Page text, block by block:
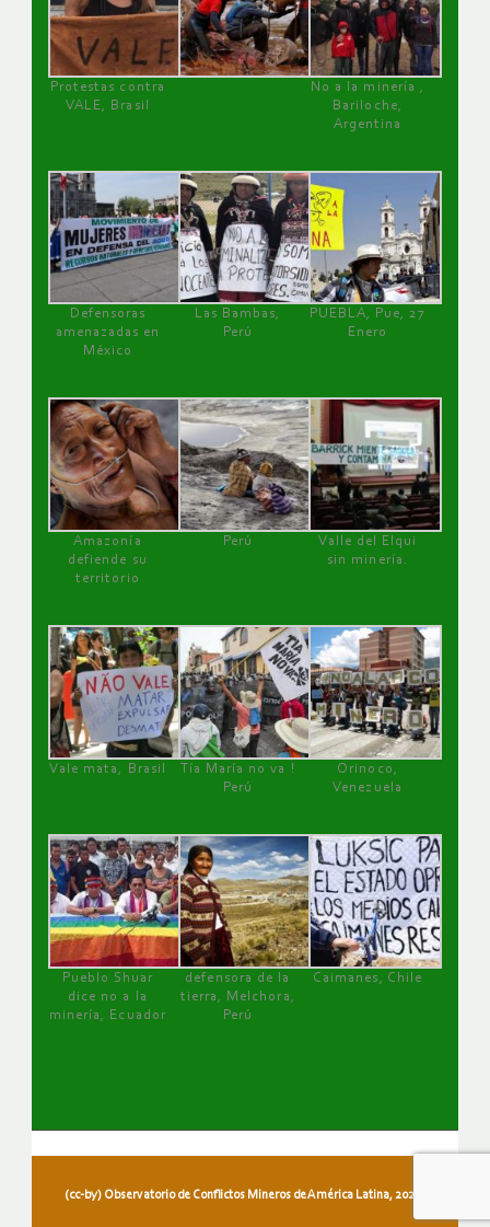
Protestas contra
VALE, Brasil
No a la minería ,
Bariloche,
Argentina
Defensoras
amenazadas en
México
Las Bambas,
Perú
PUEBLA, Pue, 27
Enero
Amazonía
defiende su
territorio
Perú
Valle del Elqui
sin minería.
Vale mata, Brasil
Tía María no va !
Perú
Orinoco,
Venezuela
Pueblo Shuar
dice no a la
minería, Ecuador
defensora de la
tierra, Melchora,
Perú
Caimanes, Chile
(cc-by) Observatorio de Conflictos Mineros de América Latina, 2026